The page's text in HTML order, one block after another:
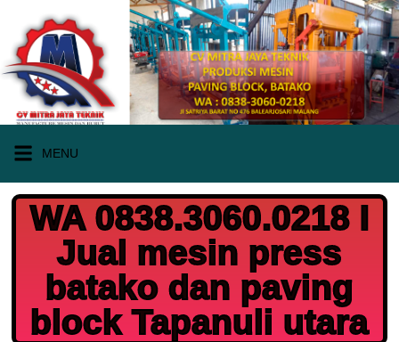
MENU
WA 0838.3060.0218 I
Jual mesin press
batako dan paving
block Tapanuli utara